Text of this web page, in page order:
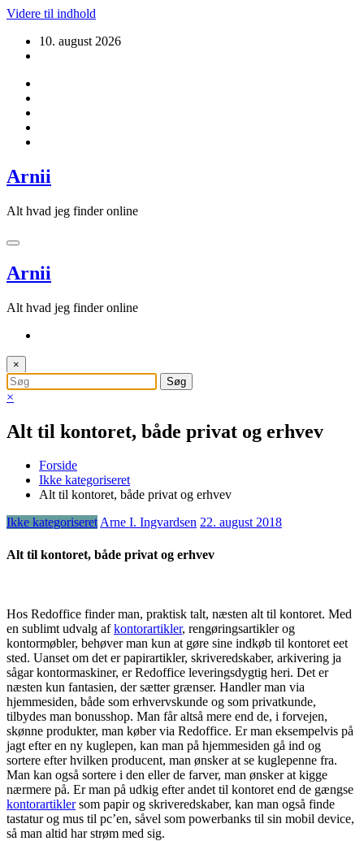
Videre til indhold
10. august 2026
Arnii
Alt hvad jeg finder online
Arnii
Alt hvad jeg finder online
×
×
Alt til kontoret, både privat og erhvev
Forside
Ikke kategoriseret
Alt til kontoret, både privat og erhvev
Ikke kategoriseretArne I. Ingvardsen 22. august 2018
Alt til kontoret, både privat og erhvev
Hos Redoffice finder man, praktisk talt, næsten alt til kontoret. Med
en sublimt udvalg afkontorartikler, rengøringsartikler og
kontormøbler, behøver man kun at gøre sine indkøb til kontoret eet
sted. Uanset om det er papirartikler, skriveredskaber, arkivering ja
sågar kontormaskiner, er Redoffice leveringsdygtig heri. Det er
næsten kun fantasien, der sætter grænser. Handler man via
hjemmesiden, både som erhvervskunde og som privatkunde,
tilbydes man bonusshop. Man får altså mere end de, i forvejen,
skønne produkter, man køber via Redoffice. Er man eksempelvis på
jagt efter en ny kuglepen, kan man på hjemmesiden gå ind og
sortere efter hvilken producent, man ønsker at se kuglepenne fra.
Man kan også sortere i den eller de farver, man ønsker at kigge
nærmere på. Er man på udkig efter andet til kontoret end de gængse
kontorartiklersom papir og skriveredskaber, kan man også finde
tastatur og mus til pc’en, såvel som powerbanks til sin mobil device,
så man altid har strøm med sig.